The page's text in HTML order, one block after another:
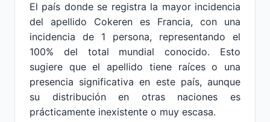
El país donde se registra la mayor incidencia
del apellido Cokeren es Francia, con una
incidencia de 1 persona, representando el
100% del total mundial conocido. Esto
sugiere que el apellido tiene raíces o una
presencia significativa en este país, aunque
su distribución en otras naciones es
prácticamente inexistente o muy escasa.